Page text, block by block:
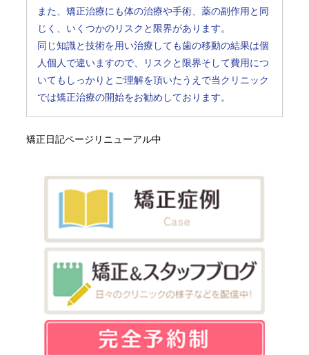
また、矯正治療にも体の治療や手術、薬の副作用と同
じく、いくつかのリスクと限界があります。
同じ知識と技術を用い治療しても歯の移動の結果は個
人個人で違いますので、リスクと限界そして費用につ
いてもしっかりとご理解を頂いたうえで当クリニック
では矯正治療の開始をお勧めしております。
矯正日記ページリニューアル中